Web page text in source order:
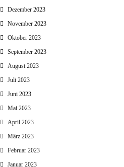
Dezember 2023
November 2023
Oktober 2023
September 2023
August 2023
Juli 2023
Juni 2023
Mai 2023
April 2023
März 2023
Februar 2023
Januar 2023